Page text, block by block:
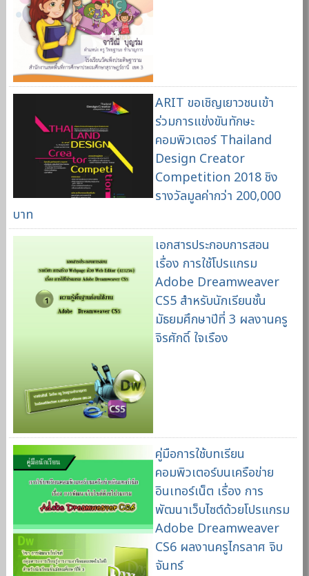
ARIT ขอเชิญเยาวชนเข้า
ร่วมการแข่งขันทักษะ
คอมพิวเตอร์ Thailand
Design Creator
Competition 2018 ชิง
รางวัลมูลค่ากว่า 200,000
บาท
เอกสารประกอบการสอน
เรื่อง การใช้โปรแกรม
Adobe Dreamweaver
CS5 สำหรับนักเรียนชั้น
มัธยมศึกษาปีที่ 3 ผลงานครู
จิรศักดิ์ ใจเรือง
คู่มือการใช้บทเรียน
คอมพิวเตอร์บนเครือข่าย
อินเทอร์เน็ต เรื่อง การ
พัฒนาเว็บไซต์ด้วยโปรแกรม
Adobe Dreamweaver
CS6 ผลงานครูไกรลาศ จิบ
จันทร์